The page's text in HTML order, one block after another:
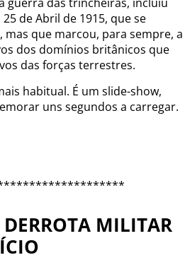
de Abril de 1915, que se
que marcou, para sempre, a
dos domínios britânicos que
das forças terrestres.
habitual. É um slide-show,
uns segundos a carregar.
MILITAR